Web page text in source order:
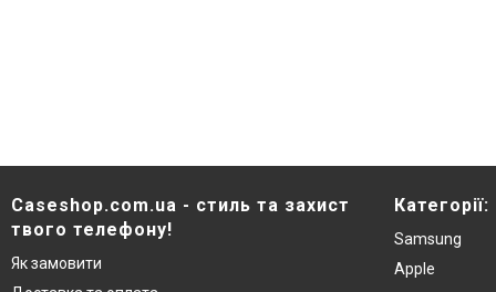
Caseshop.com.ua - стиль та захист
твого телефону!
Як замовити
Категорії:
Samsung
Apple